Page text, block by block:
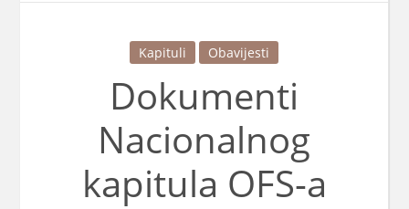
Kapituli Obavijesti
Dokumenti
Nacionalnog
kapitula OFS-a